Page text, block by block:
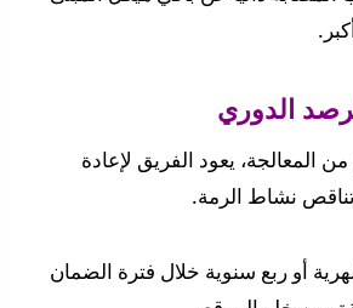
المعالجة، يعود الفريق لإعادة
نشاط الرمة.
أو ربع سنوية خلال فترة الضمان